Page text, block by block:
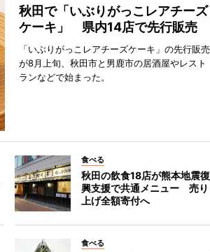
秋田で「いぶりがっこレアチーズ
ケーキ」 県内14店で先行販売
「いぶりがっこレアチーズケーキ」の先行販売
が8月上旬、秋田市と男鹿市の居酒屋やレスト
ランなどで始まった。
食べる
秋田の飲食18店が熊本地震復
興支援で共通メニュー 売り
上げ全額寄付へ
食べる